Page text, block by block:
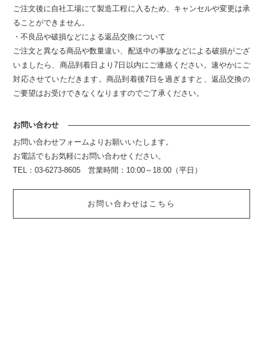
ご注文後に自社工場にて製造工程に入るため、キャンセルや変更は承
ることができません。
・不良品や破損などによる返品交換について
ご注文と異なる商品や数量違い、配送中の事故などによる破損がござ
いましたら、商品到着日より7日以内にご連絡ください。速やかにご
対応させていただきます。商品到着後7日を過ぎますと、返品交換の
ご要望はお受けできなくなりますのでご了承ください。
お問い合わせ
お問い合わせフォームよりお願いいたします。
お電話でもお気軽にお問い合わせください。
TEL：03-6273-8605 営業時間：10:00～18:00（平日）
お問い合わせはこちら